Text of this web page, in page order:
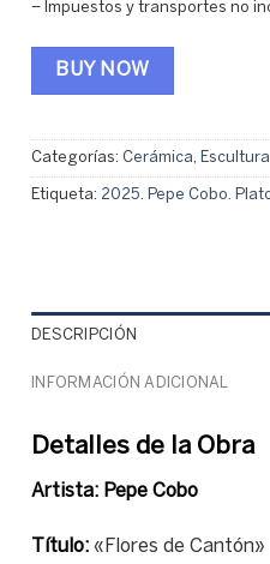
– Impuestos y transportes no
BUY NOW
Categorías: Cerámica, Escultura
Etiqueta: 2025. Pepe Cobo.
DESCRIPCIÓN
INFORMACIÓN ADICIONAL
Detalles de la Obra
Artista: Pepe Cobo
Título: «Flores de Cantón»